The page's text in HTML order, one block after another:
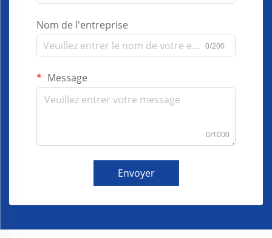
Nom de l'entreprise
0/200
Message
0/1000
Envoyer